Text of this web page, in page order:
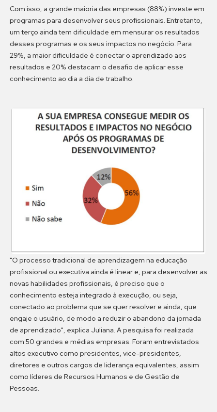
Com isso, a grande maioria das empresas (88%) investe em
programas para desenvolver seus profissionais. Entretanto,
um terço ainda tem dificuldade em mensurar os resultados
desses programas e os seus impactos no negócio. Para
29%, a maior dificuldade é conectar o aprendizado aos
resultados e 20% destacam o desafio de aplicar esse
conhecimento ao dia a dia de trabalho.
"O processo tradicional de aprendizagem na educação
profissional ou executiva ainda é linear e, para desenvolver as
novas habilidades profissionais, é preciso que o
conhecimento esteja integrado à execução, ou seja,
conectado ao problema que se quer resolver e ainda, que
engaje o usuário, de modo a reduzir o abandono da jornada
de aprendizado", explica Juliana. A pesquisa foi realizada
com 50 grandes e médias empresas. Foram entrevistados
altos executivo como presidentes, vice-presidentes,
diretores e outros cargos de liderança equivalentes, assim
como líderes de Recursos Humanos e de Gestão de
Pessoas.